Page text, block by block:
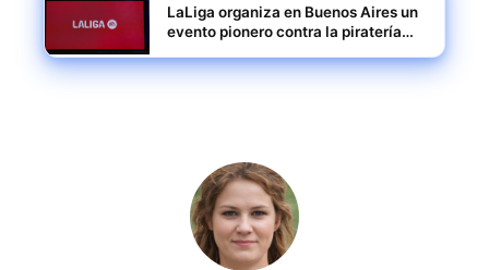
LaLiga organiza en Buenos Aires un
evento pionero contra la piratería